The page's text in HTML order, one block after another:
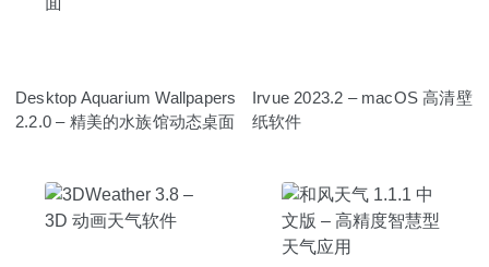
Desktop Aquarium Wallpaper‪s
2.2.0 – 精美的水族馆动态桌面
Irvue 2023.2 – macOS 高清壁
纸软件